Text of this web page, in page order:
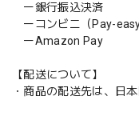
ー銀行振込決済
ーコンビニ（Pay-
ーAmazon Pay
【配送について】
・商品の配送先は、日